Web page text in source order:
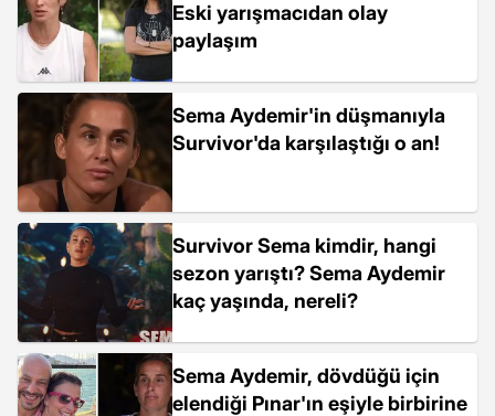
Eski yarışmacıdan olay
paylaşım
Sema Aydemir'in düşmanıyla
Survivor'da karşılaştığı o an!
Survivor Sema kimdir, hangi
sezon yarıştı? Sema Aydemir
kaç yaşında, nereli?
Sema Aydemir, dövdüğü için
elendiği Pınar'ın eşiyle birbirine